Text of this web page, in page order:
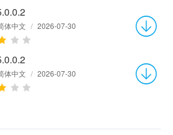
体中文 / 2026-07-30
体中文 / 2026-07-30